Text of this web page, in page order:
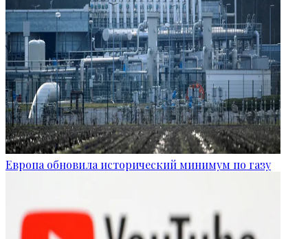
Европа обновила исторический минимум по газу